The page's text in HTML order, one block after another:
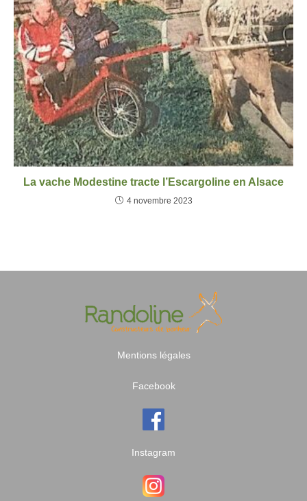
La vache Modestine tracte l’Escargoline en Alsace
4 novembre 2023
Mentions légales
Facebook
Instagram